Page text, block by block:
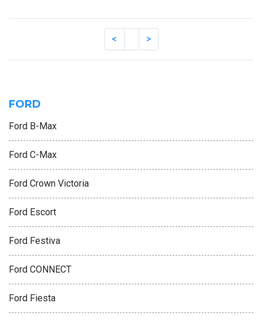
FORD
Ford B-Max
Ford C-Max
Ford Crown Victoria
Ford Escort
Ford Festiva
Ford CONNECT
Ford Fiesta